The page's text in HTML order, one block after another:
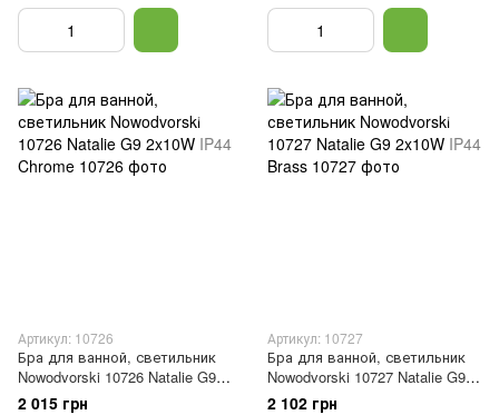
Артикул: 10726
Бра для ванной, светильник
Nowodvorski 10726 Natalie G9
2x10W IP44 Chrome
2 015 грн
Артикул: 10727
Бра для ванной, светильник
Nowodvorski 10727 Natalie G9
2x10W IP44 Brass
2 102 грн